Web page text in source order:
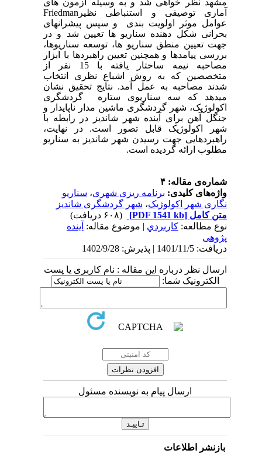
مشهد نظر خواهی شد و به وسیله آزمون های
آماری توصیفی و استنباطی نظیر Friedman
عوامل موثر اولویت بندی و سپس پیشرانهای
بحرانی شکل دهنده سناریو ها تعیین شد و در
جهت تعیین منطق سناریو ها، توسعه سناریوها،
بررسی پیامدها و همچنین تعیین راهبردها با ابزار
مصاحبه نیمه ساختار یافته با15 نفر از
متخصصین که به روش اشباع نظری انتخاب
شدند مصاحبه به عمل آمد. نتایج تحقیق نشان
می‏دهد که سه سناریوی ستاره
گردشگری
اکولوژیک، شهر گردشگری ماشین مدار ناپایدار و
جنگل آهن برای آینده شهر شاندیز در رابطه با
شهر اکولوژیک قابل تصور است. در نهایت،
راهبردهایی جهت رسیدن شهر شاندیز به سناریو
مطلوب ارائه گردیده است.
شماره‌ی مقاله: ۴
واژه‌های کلیدی: برنامه ریزی شهری، سناریو
نگاری شهر اکولوژیک، شهر گردشگری شاندیز
متن کامل [PDF 1541 kb]
(۶۰۸ دریافت)
نوع مطالعه:كاربردي | موضوع مقاله: آینده
پژوهی
دریافت: 1401/11/5 | پذیرش: 1402/9/28
ارسال نظر درباره این مقاله : نام کاربری یا پست
الکترونیک شما:
ارسال پیام به نویسنده مسئول
بازنشر اطلاعات